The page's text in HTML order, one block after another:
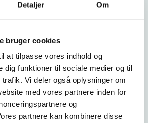
Detaljer Om
bruger cookies
at tilpasse vores indhold og
dig funktioner til sociale medier og til
Vi deler også oplysninger om
med vores partnere inden for
og
partnere kan kombinere disse
planlægning, design,
Det handler ikke kun om det
i lige så høj grad om
sikkerhed og
forener teknisk indsigt med